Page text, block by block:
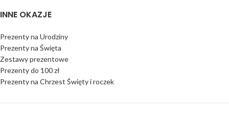
INNE OKAZJE
Prezenty na Urodziny
Prezenty na Święta
Zestawy prezentowe
Prezenty do 100 zł
Prezenty na Chrzest Święty i roczek